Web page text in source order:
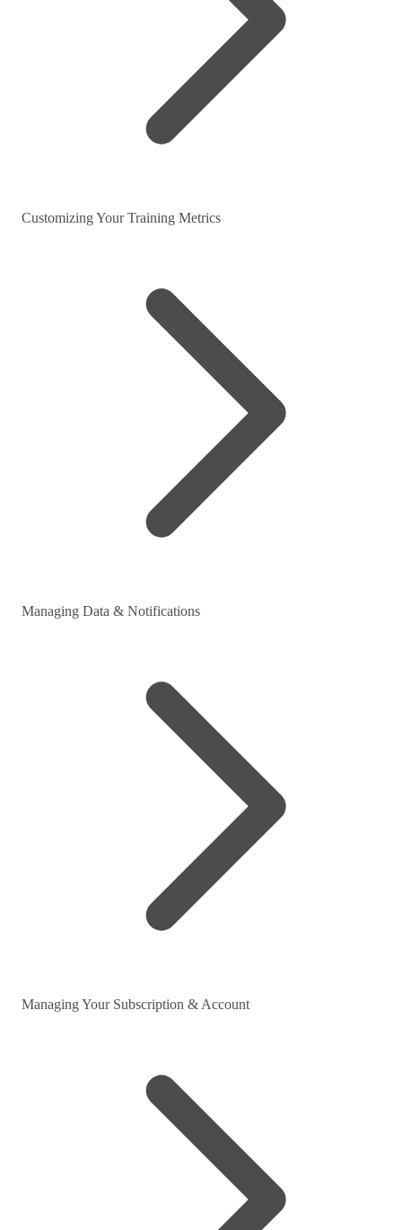
Customizing Your Training Metrics
Managing Data & Notifications
Managing Your Subscription & Account